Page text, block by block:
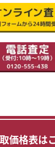
価格表は